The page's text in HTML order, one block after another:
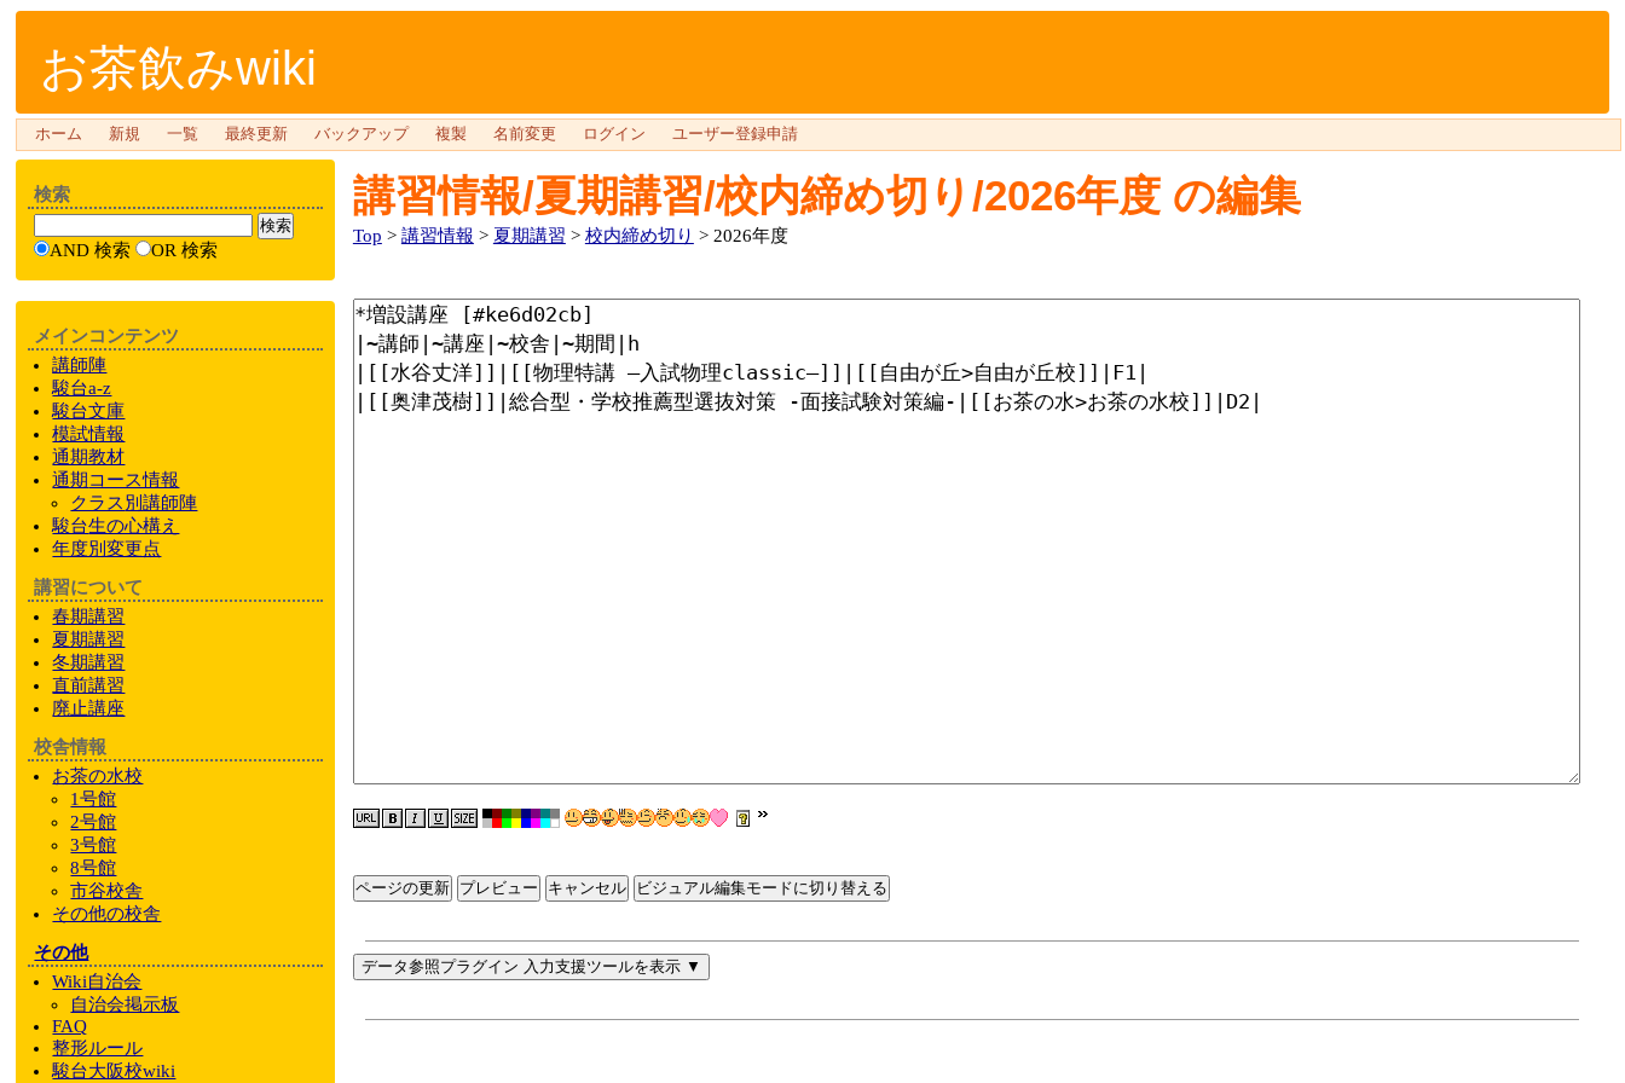
お茶飲みwiki
ホーム 新規 一覧 最終更新 バックアップ 複製 名前変更 ログイン ユーザー登録申請
講習情報/夏期講習/校内締め切り/2026年度の編集
Top > 講習情報 > 夏期講習 > 校内締め切り > 2026年度
ページの更新 ビジュアル編集モードに切り替える
データ参照プラグイン 入力支援ツールを表示 ▼
検索
AND 検索 OR 検索
メインコンテンツ
講師陣
駿台a-z
駿台文庫
模試情報
通期教材
通期 コース情報
クラス別講師陣
駿台生の心構え
年度別変更点
講習について
春期講習
夏期講習
冬期講習
直前講習
廃止講座
校舎情報
お茶の水校
1号館
2号館
3号館
8号館
市谷校舎
その他の校舎
その他
Wiki自治会
自治会掲示板
FAQ
整形ルール
駿台大阪校wiki